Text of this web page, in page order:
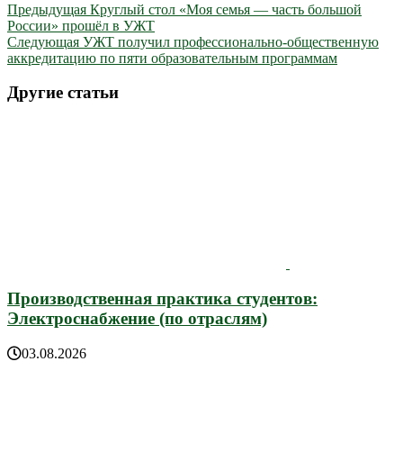
Предыдущая Круглый стол «Моя семья — часть большой
России» прошёл в УЖТ
Следующая УЖТ получил профессионально-общественную
аккредитацию по пяти образовательным программам
Другие статьи
Производственная практика студентов:
Электроснабжение (по отраслям)
03.08.2026